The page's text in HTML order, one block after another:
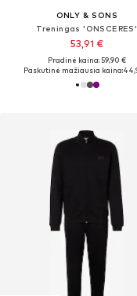
ONLY & SONS
Treningas 'ONSCERES'
53,91 €
Pradinė kaina: 59,90 €
Paskutinė mažiausia kaina: